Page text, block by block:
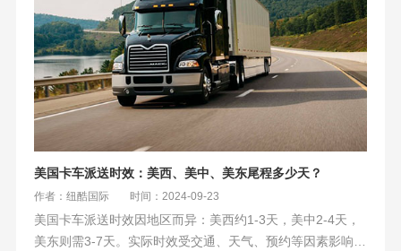
美国卡车派送时效：美西、美中、美东尾程多少天？
作者：纽酷国际 时间：2024-09-23
美国卡车派送时效因地区而异：美西约1-3天，美中2-4天，
美东则需3-7天。实际时效受交通、天气、预约等因素影响，